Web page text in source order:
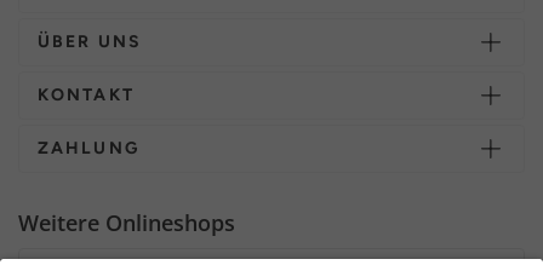
ÜBER UNS
KONTAKT
ZAHLUNG
Weitere Onlineshops